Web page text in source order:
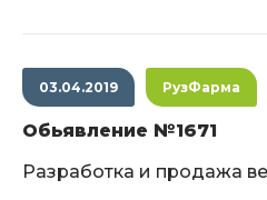
03.04.2019 РузФарма
Обьявление №1671
Разработка и продажа